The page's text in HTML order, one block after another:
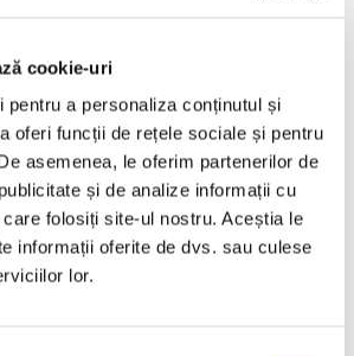
cookie-uri
pentru a personaliza conținutul și
oferi funcții de rețele sociale și pentru
asemenea, le oferim partenerilor de
și de analize informații cu
folosiți site-ul nostru. Aceștia le
informații oferite de dvs. sau culese
lor.